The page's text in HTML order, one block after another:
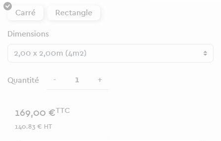
Carré Rectangle
Dimensions
Quantité - +
169,00 €TTC
140.83 € HT